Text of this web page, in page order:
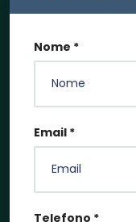
Nome *
Email *
Telefono *